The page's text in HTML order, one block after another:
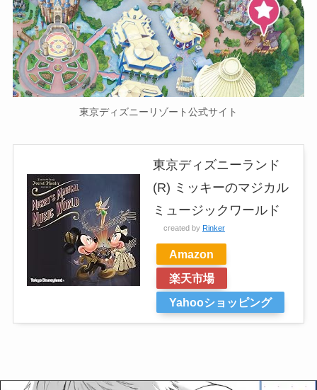
東京ディズニーリゾート公式サイト
東京ディズニーランド
(R) ミッキーのマジカル
ミュージックワールド
created by Rinker
Amazon
楽天市場
Yahooショッピング